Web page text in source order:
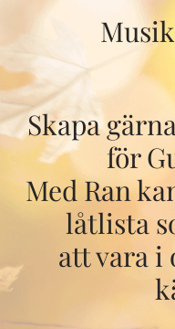
Skapa
för
Med Ran
låtlista
att vara i